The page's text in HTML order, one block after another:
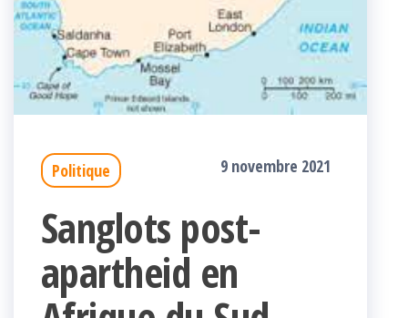
Politique 9 novembre 2021
Sanglots post-
apartheid en